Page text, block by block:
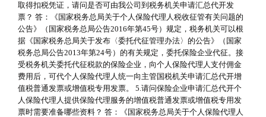
取得扣税凭证，请问是否可由我公司到税务机关申请汇总代开发
票？ 答：《国家税务总局关于个人保险代理人税收征管有关问题的
公告》（国家税务总局公告2016年第45号）规定，税务机关可以根
据《国家税务总局关于发布〈委托代征管理办法〉的公告》（国家
税务总局公告2013年第24号）的有关规定，委托保险企业代征。接
受税务机关委托代征税款的保险企业，向个人保险代理人支付佣金
费用后，可代个人保险代理人统一向主管国税机关申请汇总代开增
值税普通发票或增值税专用发票。 5.请问保险企业申请汇总代开个
人保险代理人提供保险代理服务的增值税普通发票或增值税专用发
票时需要准备哪些资料？ 答：《国家税务总局关于个人保险代理人